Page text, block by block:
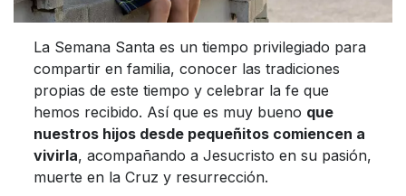
La Semana Santa es un tiempo privilegiado para
compartir en familia, conocer las tradiciones
propias de este tiempo y celebrar la fe que
hemos recibido. Así que es muy bueno que
nuestros hijos desde pequeñitos comiencen a
vivirla, acompañando a Jesucristo en su pasión,
muerte en la Cruz y resurrección.